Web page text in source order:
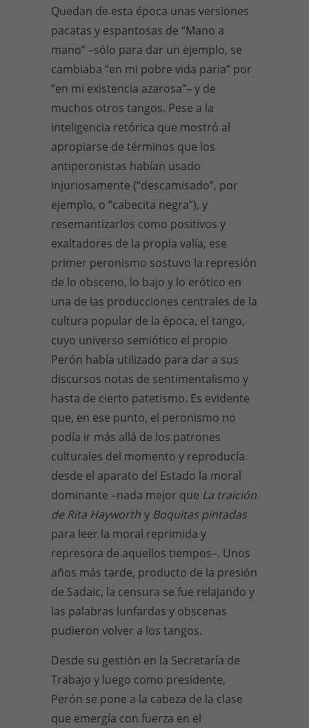
Quedan de esta época unas versiones
pacatas y espantosas de “Mano a
mano” –sólo para dar un ejemplo, se
cambiaba “en mi pobre vida paria” por
“en mi existencia azarosa”– y de
muchos otros tangos. Pese a la
inteligencia retórica que mostró al
apropiarse de términos que los
antiperonistas habían usado
injuriosamente (“descamisado”, por
ejemplo, o “cabecita negra”), y
resemantizarlos como positivos y
exaltadores de la propia valía, ese
primer peronismo sostuvo la represión
de lo obsceno, lo bajo y lo erótico en
una de las producciones centrales de la
cultura popular de la época, el tango,
cuyo universo semiótico el propio
Perón había utilizado para dar a sus
discursos notas de sentimentalismo y
hasta de cierto patetismo. Es evidente
que, en ese punto, el peronismo no
podía ir más allá de los patrones
culturales del momento y reproducía
desde el aparato del Estado la moral
dominante –nada mejor que La traición
de Rita Hayworth y Boquitas pintadas
para leer la moral reprimida y
represora de aquellos tiempos–. Unos
años más tarde, producto de la presión
de Sadaic, la censura se fue relajando y
las palabras lunfardas y obscenas
pudieron volver a los tangos.
Desde su gestión en la Secretaría de
Trabajo y luego como presidente,
Perón se pone a la cabeza de la clase
que emergía con fuerza en el